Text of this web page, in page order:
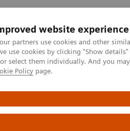
website experience
partners use cookies and other
use cookies by clicking "Show
select them individually. And you
Policy page.
Клінічні галузі
evidence
non-contrast series derived from
CT angiography – Prerequisites